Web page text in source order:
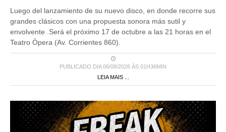
Luego del lanzamiento de su nuevo disco, en donde recorre sus
grandes clásicos con una propuesta sonora más sutil y
envolvente .Será el próximo 17 de octubre a las 21 horas en el
Teatro Ópera (Av. Corrientes 860).
PUBLICADO DIA 06/08/2026 ÀS 01H36MIN
LEIA MAIS ...